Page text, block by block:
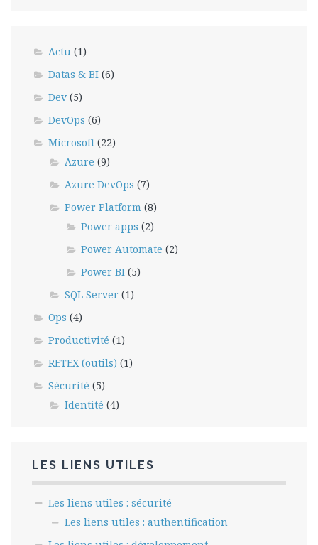
Actu (1)
Datas & BI (6)
Dev (5)
DevOps (6)
Microsoft (22)
Azure (9)
Azure DevOps (7)
Power Platform (8)
Power apps (2)
Power Automate (2)
Power BI (5)
SQL Server (1)
Ops (4)
Productivité (1)
RETEX (outils) (1)
Sécurité (5)
Identité (4)
LES LIENS UTILES
Les liens utiles : sécurité
Les liens utiles : authentification